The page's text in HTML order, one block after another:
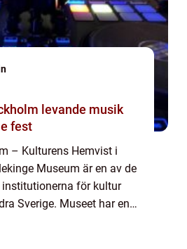
musik
fest
– Kulturens Hemvist i
Museum är en av de
institutionerna för kultur
Sverige. Museet har en